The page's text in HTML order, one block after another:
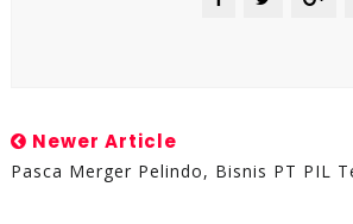
Newer Article
Pasca Merger Pelindo, Bisnis PT PIL